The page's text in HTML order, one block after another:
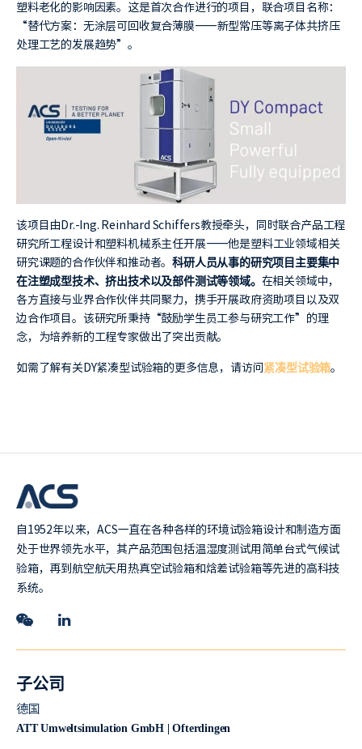
塑料老化的影响因素。这是首次合作进行的项目，联合项目名称：
“替代方案：无涂层可回收复合薄膜——新型常压等离子体共挤压
处理工艺的发展趋势”。
该项目由Dr.-Ing. Reinhard Schiffers教授牵头，同时联合产品工程
研究所工程设计和塑料机械系主任开展——他是塑料工业领域相关
研究课题的合作伙伴和推动者。科研人员从事的研究项目主要集中
在注塑成型技术、挤出技术以及部件测试等领域。 在相关领域中，
各方直接与业界合作伙伴共同聚力，携手开展政府资助项目以及双
边合作项目。该研究所秉持“鼓励学生员工参与研究工作”的理
念，为培养新的工程专家做出了突出贡献。
如需了解有关DY紧凑型试验箱的更多信息，请访问 紧凑型试验箱。
自1952年以来，ACS一直在各种各样的环境试验箱设计和制造方面
处于世界领先水平，其产品范围包括温湿度测试用简单台式气候试
验箱，再到航空航天用热真空试验箱和焓差试验箱等先进的高科技
系统。
子公司
德国
ATT Umweltsimulation GmbH | Ofterdingen